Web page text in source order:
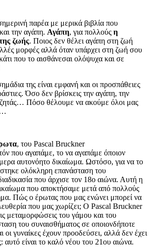
παρέα με μερικά βιβλία που
την αγάπη. Αγάπη, για πολλούς η
ζωής. Ποιος δεν θέλει αγάπη στη ζωή
μορφές αλλά όταν υπάρχει στη ζωή σου
που το αισθάνεσαι ολόψυχα και σε
της είναι εμφανή και οι προσπάθειες
Όσο δεν βρίσκεις την αγάπη, την
Πόσο θέλουμε να ακούμε όλοι μας
, του Pascal Bruckner
που αγαπάμε, το να αγαπάμε όποιον
αυτονόητο δικαίωμα. Ωστόσο, για να το
ολόκληρη επανάσταση του
που άρχισε τον 18ο αιώνα. Αυτή η
που αποκτήσαμε μετά από πολλούς
Πώς ο έρωτας που μας ενώνει μπορεί να
που μας χωρίζει; O Pascal Bruckner
μεταμορφώσεις του γάμου και του
του συναισθήματος σε οποιονδήποτε
οι γυναίκες έχουν προοδεύσει, αλλά δεν έχει
αυτό είναι το καλό νέου του 21ου αιώνα.